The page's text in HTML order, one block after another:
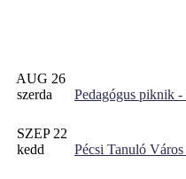
AUG 26
szerda
Pedagógus piknik
SZEP 22
kedd
Pécsi Tanuló